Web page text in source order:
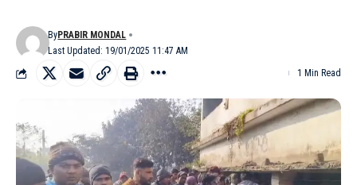
Last Updated: 19/01/2025 11:47 AM
ByPRABIR MONDAL
1 Min Read